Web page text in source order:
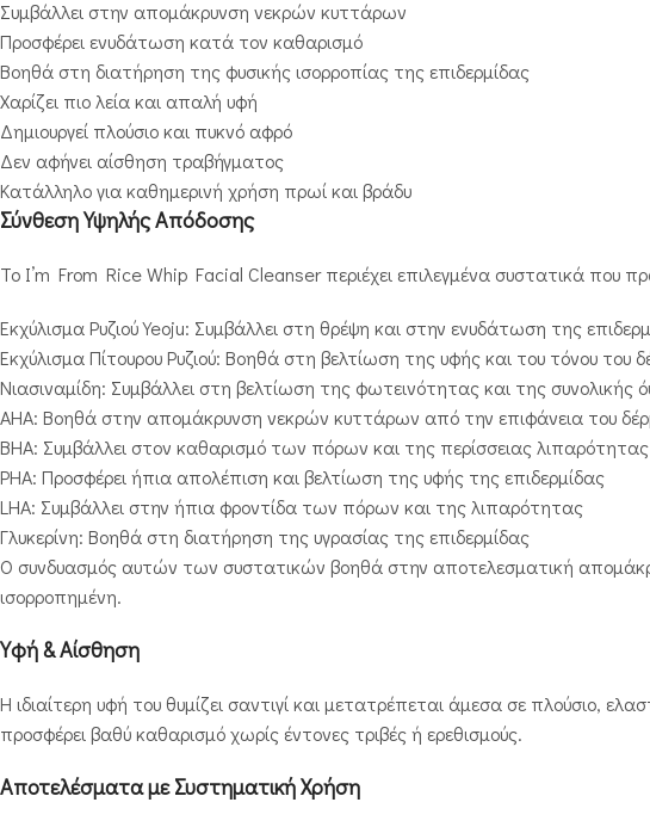
Συμβάλλει στην απομάκρυνση νεκρών κυττάρων
Προσφέρει ενυδάτωση κατά τον καθαρισμό
Βοηθά στη διατήρηση της φυσικής ισορροπίας της επιδερμίδας
Χαρίζει πιο λεία και απαλή υφή
Δημιουργεί πλούσιο και πυκνό αφρό
Δεν αφήνει αίσθηση τραβήγματος
Κατάλληλο για καθημερινή χρήση πρωί και βράδυ
Σύνθεση Υψηλής Απόδοσης
Το I’m From Rice Whip Facial Cleanser περιέχει επιλεγμένα συστατικά που
Εκχύλισμα Ρυζιού Yeoju: Συμβάλλει στη θρέψη και στην ενυδάτωση της
Εκχύλισμα Πίτουρου Ρυζιού: Βοηθά στη βελτίωση της υφής και του τόνου του
Νιασιναμίδη: Συμβάλλει στη βελτίωση της φωτεινότητας και της συνολικής
AHA: Βοηθά στην απομάκρυνση νεκρών κυττάρων από την επιφάνεια του
BHA: Συμβάλλει στον καθαρισμό των πόρων και της περίσσειας λιπαρότητας
PHA: Προσφέρει ήπια απολέπιση και βελτίωση της υφής της επιδερμίδας
LHA: Συμβάλλει στην ήπια φροντίδα των πόρων και της λιπαρότητας
Γλυκερίνη: Βοηθά στη διατήρηση της υγρασίας της επιδερμίδας
Ο συνδυασμός αυτών των συστατικών βοηθά στην αποτελεσματική
ισορροπημένη.
Υφή & Αίσθηση
Η ιδιαίτερη υφή του θυμίζει σαντιγί και μετατρέπεται άμεσα σε πλούσιο,
προσφέρει βαθύ καθαρισμό χωρίς έντονες τριβές ή ερεθισμούς.
Αποτελέσματα με Συστηματική Χρήση